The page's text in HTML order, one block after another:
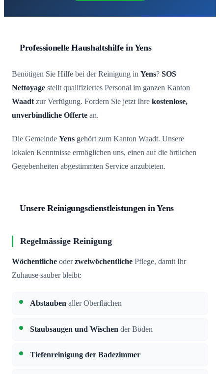
Professionelle Haushaltshilfe in Yens
Benötigen Sie Hilfe bei der Reinigung in Yens? SOS
Nettoyage stellt qualifiziertes Personal im ganzen Kanton
Waadtzur Verfügung. Fordern Sie jetzt Ihre kostenlose,
unverbindliche Offerte an.
Die Gemeinde Yens gehört zum Kanton Waadt. Unsere
lokalen Kenntnisse ermöglichen uns, einen auf die örtlichen
Gegebenheiten abgestimmten Service anzubieten.
Unsere Reinigungsdienstleistungen in Yens
Regelmässige Reinigung
Wöchentliche oderzweiwöchentliche Pflege, damit Ihr
Zuhause sauber bleibt:
Abstauben aller Oberflächen
Staubsaugen und Wischen der Böden
Tiefenreinigung der Badezimmer